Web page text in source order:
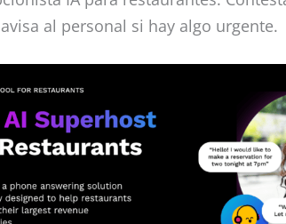
al personal si hay algo urgente.